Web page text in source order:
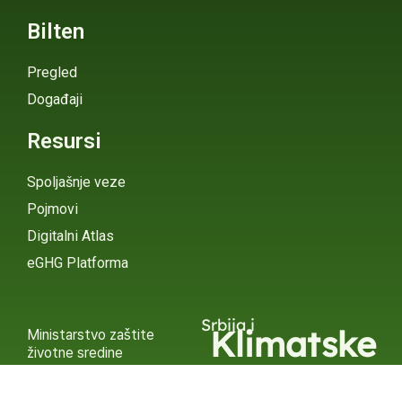
Bilten
Pregled
Događaji
Resursi
Spoljašnje veze
Pojmovi
Digitalni Atlas
eGHG Platforma
Ministarstvo zaštite
životne sredine
Srbija i
Klimatske